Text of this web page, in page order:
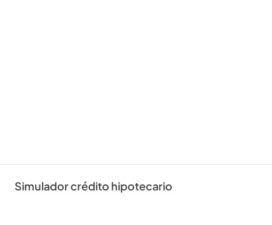
Simulador crédito hipotecario